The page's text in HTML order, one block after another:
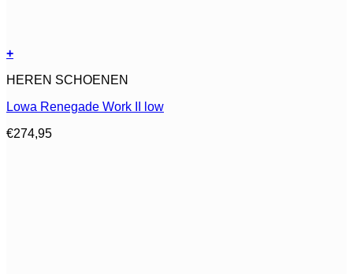
+
product
meerdere
Deze
HEREN SCHOENEN
Lowa Renegade Work II low
€274,95